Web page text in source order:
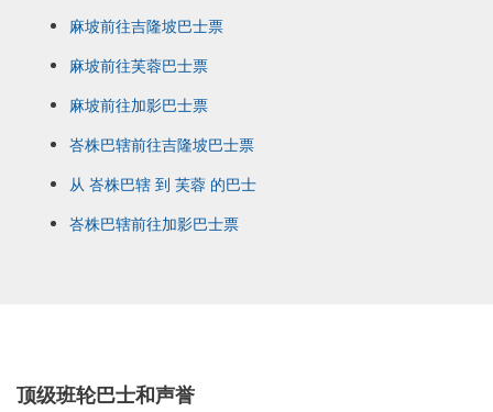
麻坡前往吉隆坡巴士票
麻坡前往芙蓉巴士票
麻坡前往加影巴士票
峇株巴辖前往吉隆坡巴士票
从 峇株巴辖 到 芙蓉 的巴士
峇株巴辖前往加影巴士票
顶级班轮巴士和声誉